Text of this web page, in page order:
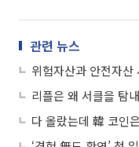
관련 뉴스
리플은 왜 서클을 탐
다 올랐는데 韓 코인